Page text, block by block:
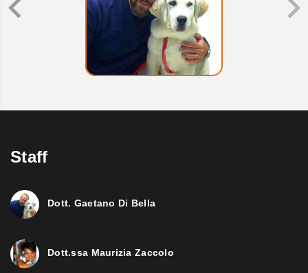
Staff
Dott. Gaetano Di Bella
Dott.ssa Maurizia Zaccolo